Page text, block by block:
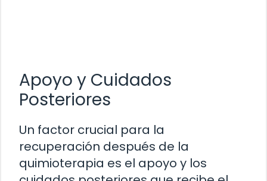
Apoyo y Cuidados
Posteriores
Un factor crucial para la
recuperación después de la
quimioterapia es el apoyo y los